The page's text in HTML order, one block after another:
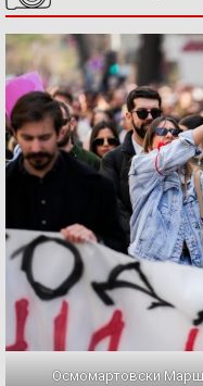
Осмомартовски Марш